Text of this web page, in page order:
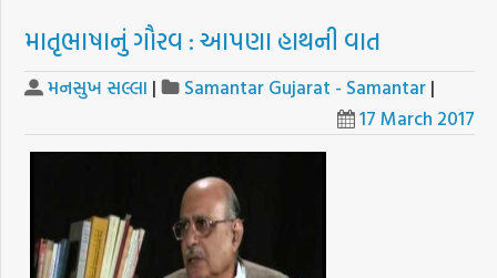
માતૃભાષાનું ગૌરવ : આપણા હાથની વાત
મનસુખ સલ્લા | Samantar Gujarat - Samantar |
17 March 2017